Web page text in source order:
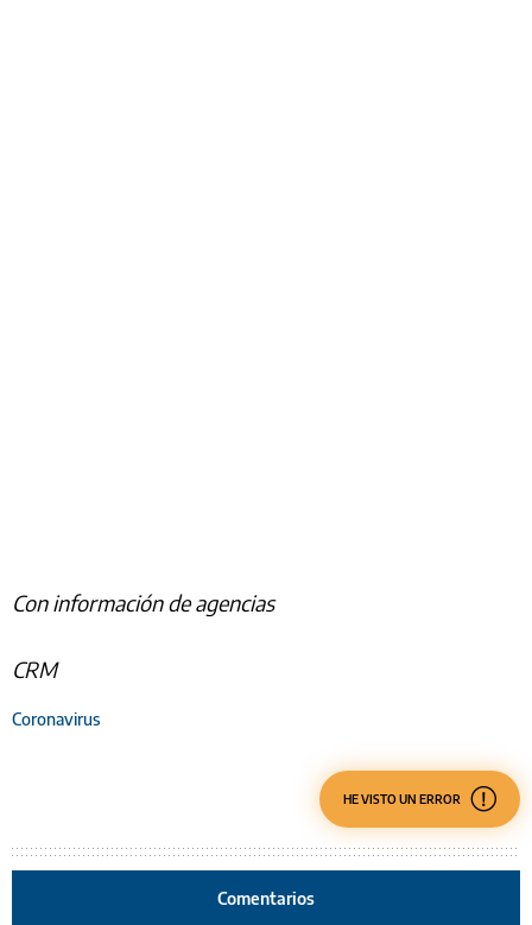
Con información de agencias
CRM
Coronavirus
HE VISTO UN ERROR
Comentarios